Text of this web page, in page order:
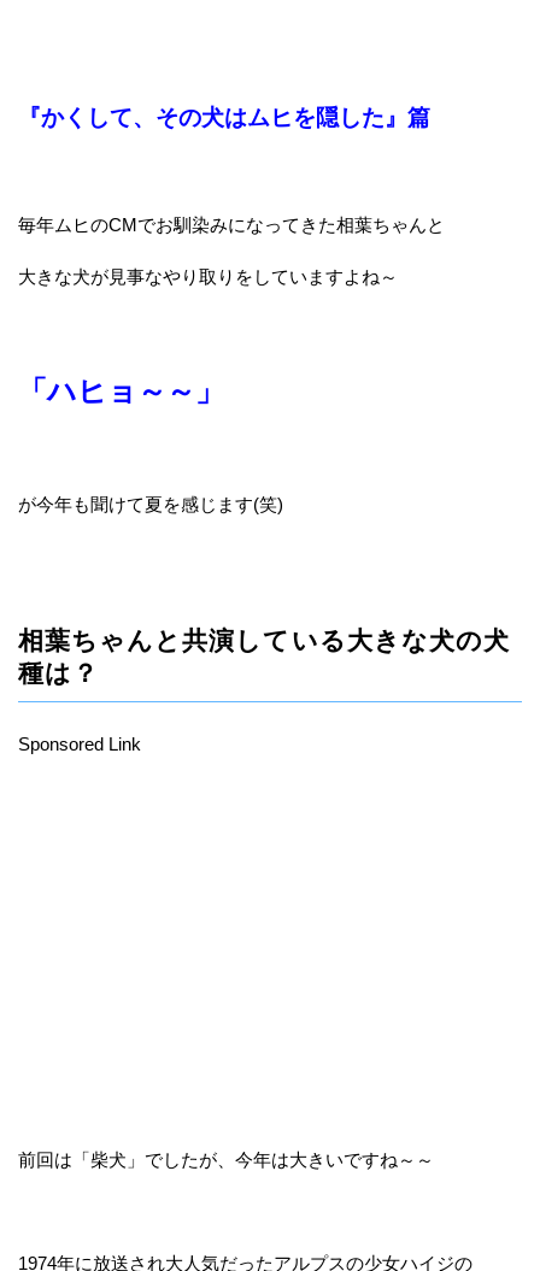
『かくして、その犬はムヒを隠した』篇
毎年ムヒのCMでお馴染みになってきた相葉ちゃんと
大きな犬が見事なやり取りをしていますよね～
「ハヒョ～～」
が今年も聞けて夏を感じます(笑)
相葉ちゃんと共演している大きな犬の犬
種は？
Sponsored Link
前回は「柴犬」でしたが、今年は大きいですね～～
1974年に放送され大人気だったアルプスの少女ハイジの